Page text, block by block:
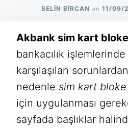
SELIN BIRCAN on 11/09/
Akbank sim kart
bankacılık işlemlerinde
karşılaşılan
nedenle sim kart bloke
için uygulanması
sayfada başlıklar